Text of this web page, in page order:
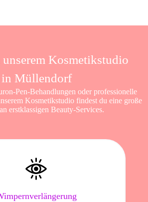
unserem Kosmetikstudio
in Müllendorf
Pen-Behandlungen oder professionelle
Kosmetikstudio findest du eine große
erstklassigen Beauty-Services.